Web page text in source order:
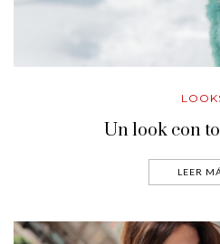
Un look con
LEER